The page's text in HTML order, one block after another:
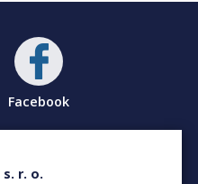
Facebook
r. o.